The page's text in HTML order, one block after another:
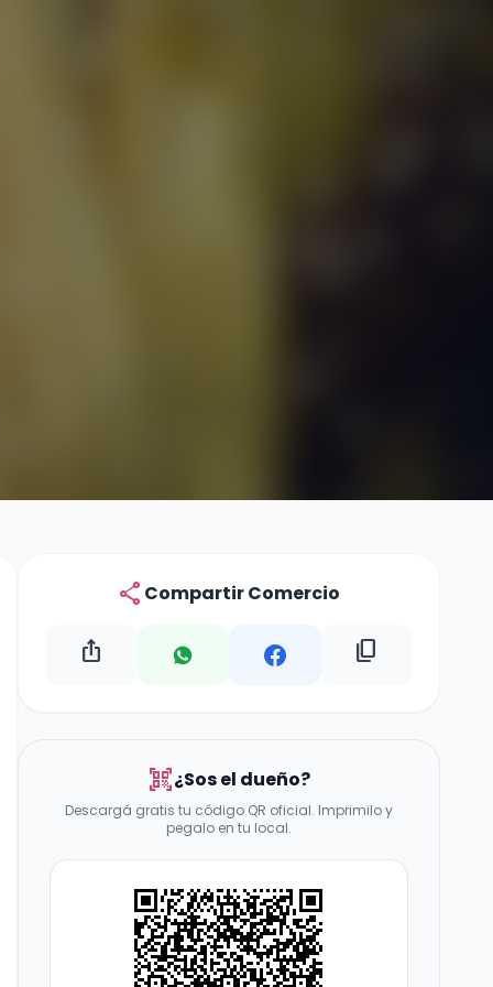
share Compartir Comercio
ios_share content_copy
qr_code_scanner¿Sos el dueño?
Descargá gratis tu código QR oficial. Imprimilo y
pegalo en tu local.